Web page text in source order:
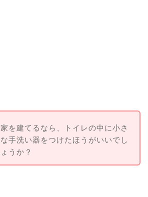
家を建てるなら、トイレの中に小さ
な手洗い器をつけたほうがいいでし
ょうか？